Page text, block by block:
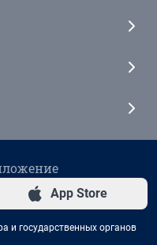
App Store
и государственных органов